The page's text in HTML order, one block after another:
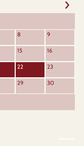
8 9
15 16
22 23
29 30